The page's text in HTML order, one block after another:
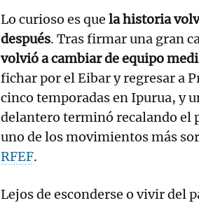
Lo curioso es que la historia
después. Tras firmar una gran
volvió a cambiar de equipo
fichar por el Eibar y regresar a
cinco temporadas en Ipurua, y
delantero terminó recalando el
uno de los movimientos más
RFEF.
Lejos de esconderse o vivir del